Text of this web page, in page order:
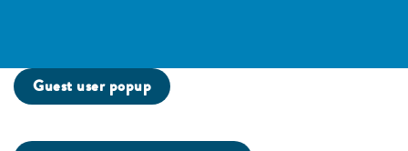
Guest user popup